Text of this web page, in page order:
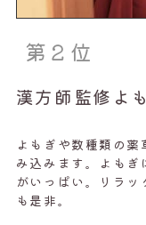
第２位
漢方師監修よ
よもぎや数種類の
み込みます。よもぎ
がいっぱい。リラッ
も是非。